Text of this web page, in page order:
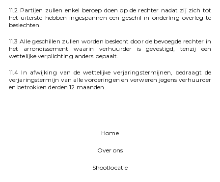
11.2 Partijen zullen enkel beroep doen op de rechter nadat zij zich tot
het uiterste hebben ingespannen een geschil in onderling overleg te
beslechten.
11.3 Alle geschillen zullen worden beslecht door de bevoegde rechter in
het arrondissement waarin verhuurder is gevestigd, tenzij een
wettelijke verplichting anders bepaalt.
11.4 In afwijking van de wettelijke verjaringstermijnen, bedraagt de
verjaringstermijn van alle vorderingen en verweren jegens verhuurder
en betrokken derden 12 maanden.
Home
Over ons
Shootlocatie